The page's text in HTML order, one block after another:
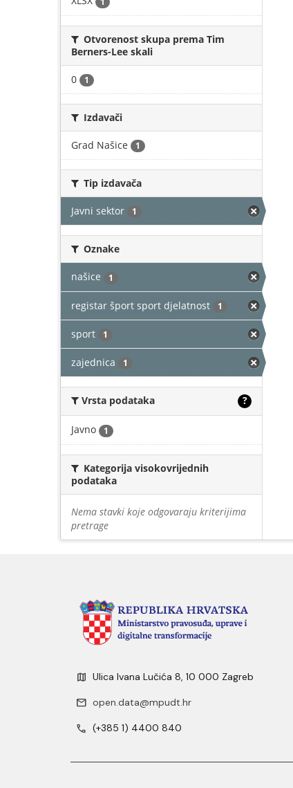
Otvorenost skupa prema Tim
Berners-Lee skali
0 1
Izdavači
Grad Našice 1
Tip izdavača
Javni sektor 1
Oznake
našice 1
registar šport sport djelatnost 1
sport 1
zajednica 1
Vrsta podataka ?
Javno 1
Kategorija visokovrijednih
podataka
Nema stavki koje odgovaraju kriterijima
pretrage